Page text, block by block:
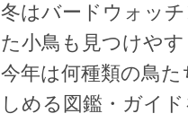
冬はバードウォッ
た小鳥も見つけや
今年は何種類の鳥
しめる図鑑・ガイ